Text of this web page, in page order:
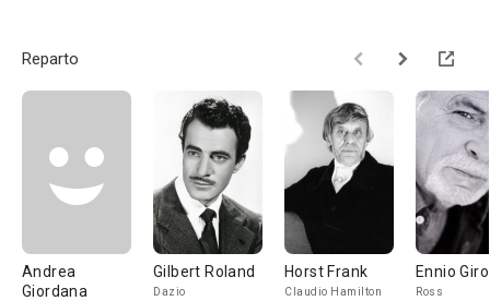
Reparto
Andrea
Giordana
Gilbert Roland
Dazio
Horst Frank
Claudio Hamilton
Ennio
Ross